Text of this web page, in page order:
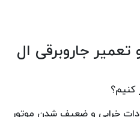
جاروبرقی ال
کنیم؟
خرابی و ضعیف شدن موتور